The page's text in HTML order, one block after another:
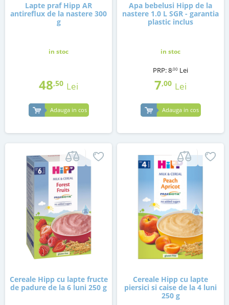
Lapte praf Hipp AR
antireflux de la nastere 300
g
in stoc
48,50 Lei
Adauga in cos
Apa bebelusi Hipp de la
nastere 1.0 L SGR - garantia
plastic inclus
in stoc
PRP:8,00 Lei
7,00 Lei
Adauga in cos
Cereale Hipp cu lapte fructe
de padure de la 6 luni 250 g
Cereale Hipp cu lapte
piersici si caise de la 4 luni
250 g